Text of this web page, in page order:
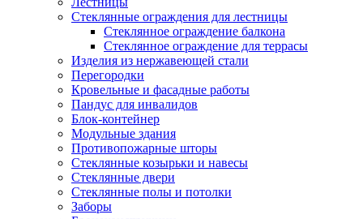
Стеклянные ограждения для лестницы
Стеклянное ограждение балкона
Стеклянное ограждение для террасы
Изделия из нержавеющей стали
Перегородки
Кровельные и фасадные работы
Пандус для инвалидов
Блок-контейнер
Модульные здания
Противопожарные шторы
Стеклянные козырьки и навесы
Стеклянные двери
Стеклянные полы и потолки
Заборы